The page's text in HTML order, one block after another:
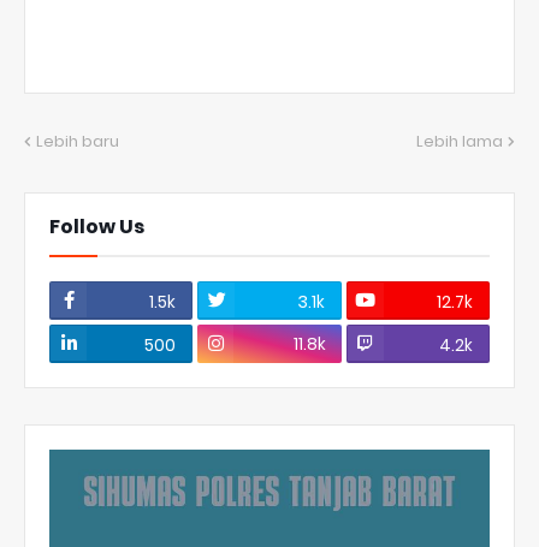
Lebih baru Lebih lama
Follow Us
1.5k 3.1k
12.7k
500
11.8k 4.2k